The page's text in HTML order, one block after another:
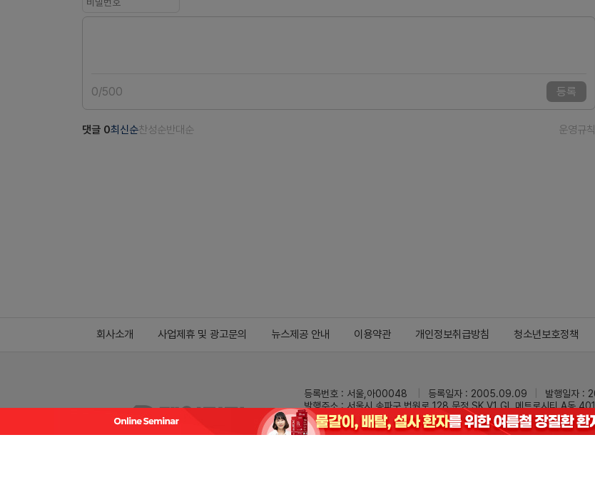
0/500 등록
댓글 0최신순찬성순반대순 운영규칙
회사소개 사업제휴 및 광고문의 뉴스제공 안내 이용약관 개인정보취급방침 청소년보호정책
등록번호 : 서울,아00048 등록일자 : 2005.09.09 발행일자 :
발행주소 : 서울시 송파구 법원로 128 문정 SK V1 GL 메트로시티 A동
전화 : 02-3473-0833
팩스 : 02-3434-0169 Mail :